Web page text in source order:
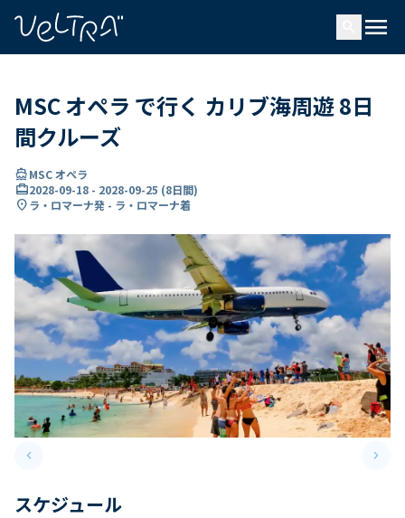
menu
MSC オペラ で行く カリブ海周遊 8日
間クルーズ
directions_boatMSC オペラ
card_travel2028-09-18 - 2028-09-25 (8日間)
location_onラ・ロマーナ発 - ラ・ロマーナ着
keyboard_arrow_leftPrevious slide keyboard_arrow_right
スケジュール